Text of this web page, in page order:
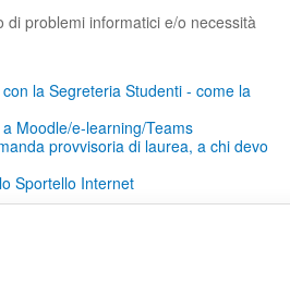
di problemi informatici e/o necessità
la Segreteria Studenti - come la
Moodle/e-learning/Teams
provvisoria di laurea, a chi devo
Sportello Internet